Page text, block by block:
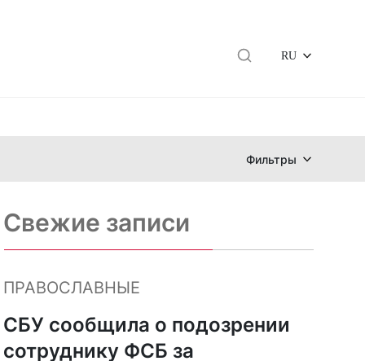
RU
Фильтры
Свежие записи
ПРАВОСЛАВНЫЕ
СБУ сообщила о подозрении
сотруднику ФСБ за